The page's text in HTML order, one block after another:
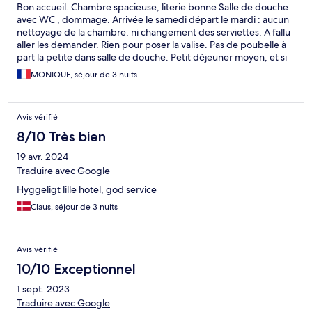
Bon accueil. Chambre spacieuse, literie bonne Salle de douche
avec WC , dommage. Arrivée le samedi départ le mardi : aucun
nettoyage de la chambre, ni changement des serviettes. A fallu
aller les demander. Rien pour poser la valise. Pas de poubelle à
part la petite dans salle de douche. Petit déjeuner moyen, et si
arrivée un peu plus tardive il ne reste pas grand chose ! !
MONIQUE, séjour de 3 nuits
Avis vérifié
8/10 Très bien
19 avr. 2024
Traduire avec Google
Hyggeligt lille hotel, god service
Claus, séjour de 3 nuits
Avis vérifié
10/10 Exceptionnel
1 sept. 2023
Traduire avec Google